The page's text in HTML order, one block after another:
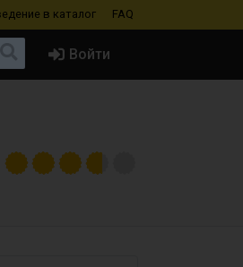
в каталог FAQ
Войти